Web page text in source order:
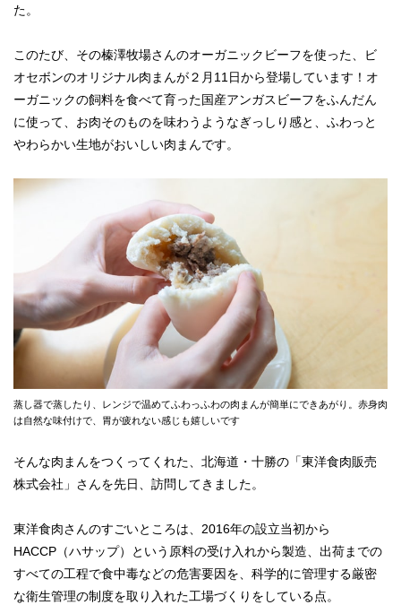
た。
このたび、その榛澤牧場さんのオーガニックビーフを使った、ビ
オセボンのオリジナル肉まんが２月11日から登場しています！オ
ーガニックの飼料を食べて育った国産アンガスビーフをふんだん
に使って、お肉そのものを味わうようなぎっしり感と、ふわっと
やわらかい生地がおいしい肉まんです。
蒸し器で蒸したり、レンジで温めてふわっふわの肉まんが簡単にできあがり。赤身肉
は自然な味付けで、胃が疲れない感じも嬉しいです
そんな肉まんをつくってくれた、北海道・十勝の「東洋食肉販売
株式会社」さんを先日、訪問してきました。
東洋食肉さんのすごいところは、2016年の設立当初から
HACCP（ハサップ）という原料の受け入れから製造、出荷までの
すべての工程で食中毒などの危害要因を、科学的に管理する厳密
な衛生管理の制度を取り入れた工場づくりをしている点。